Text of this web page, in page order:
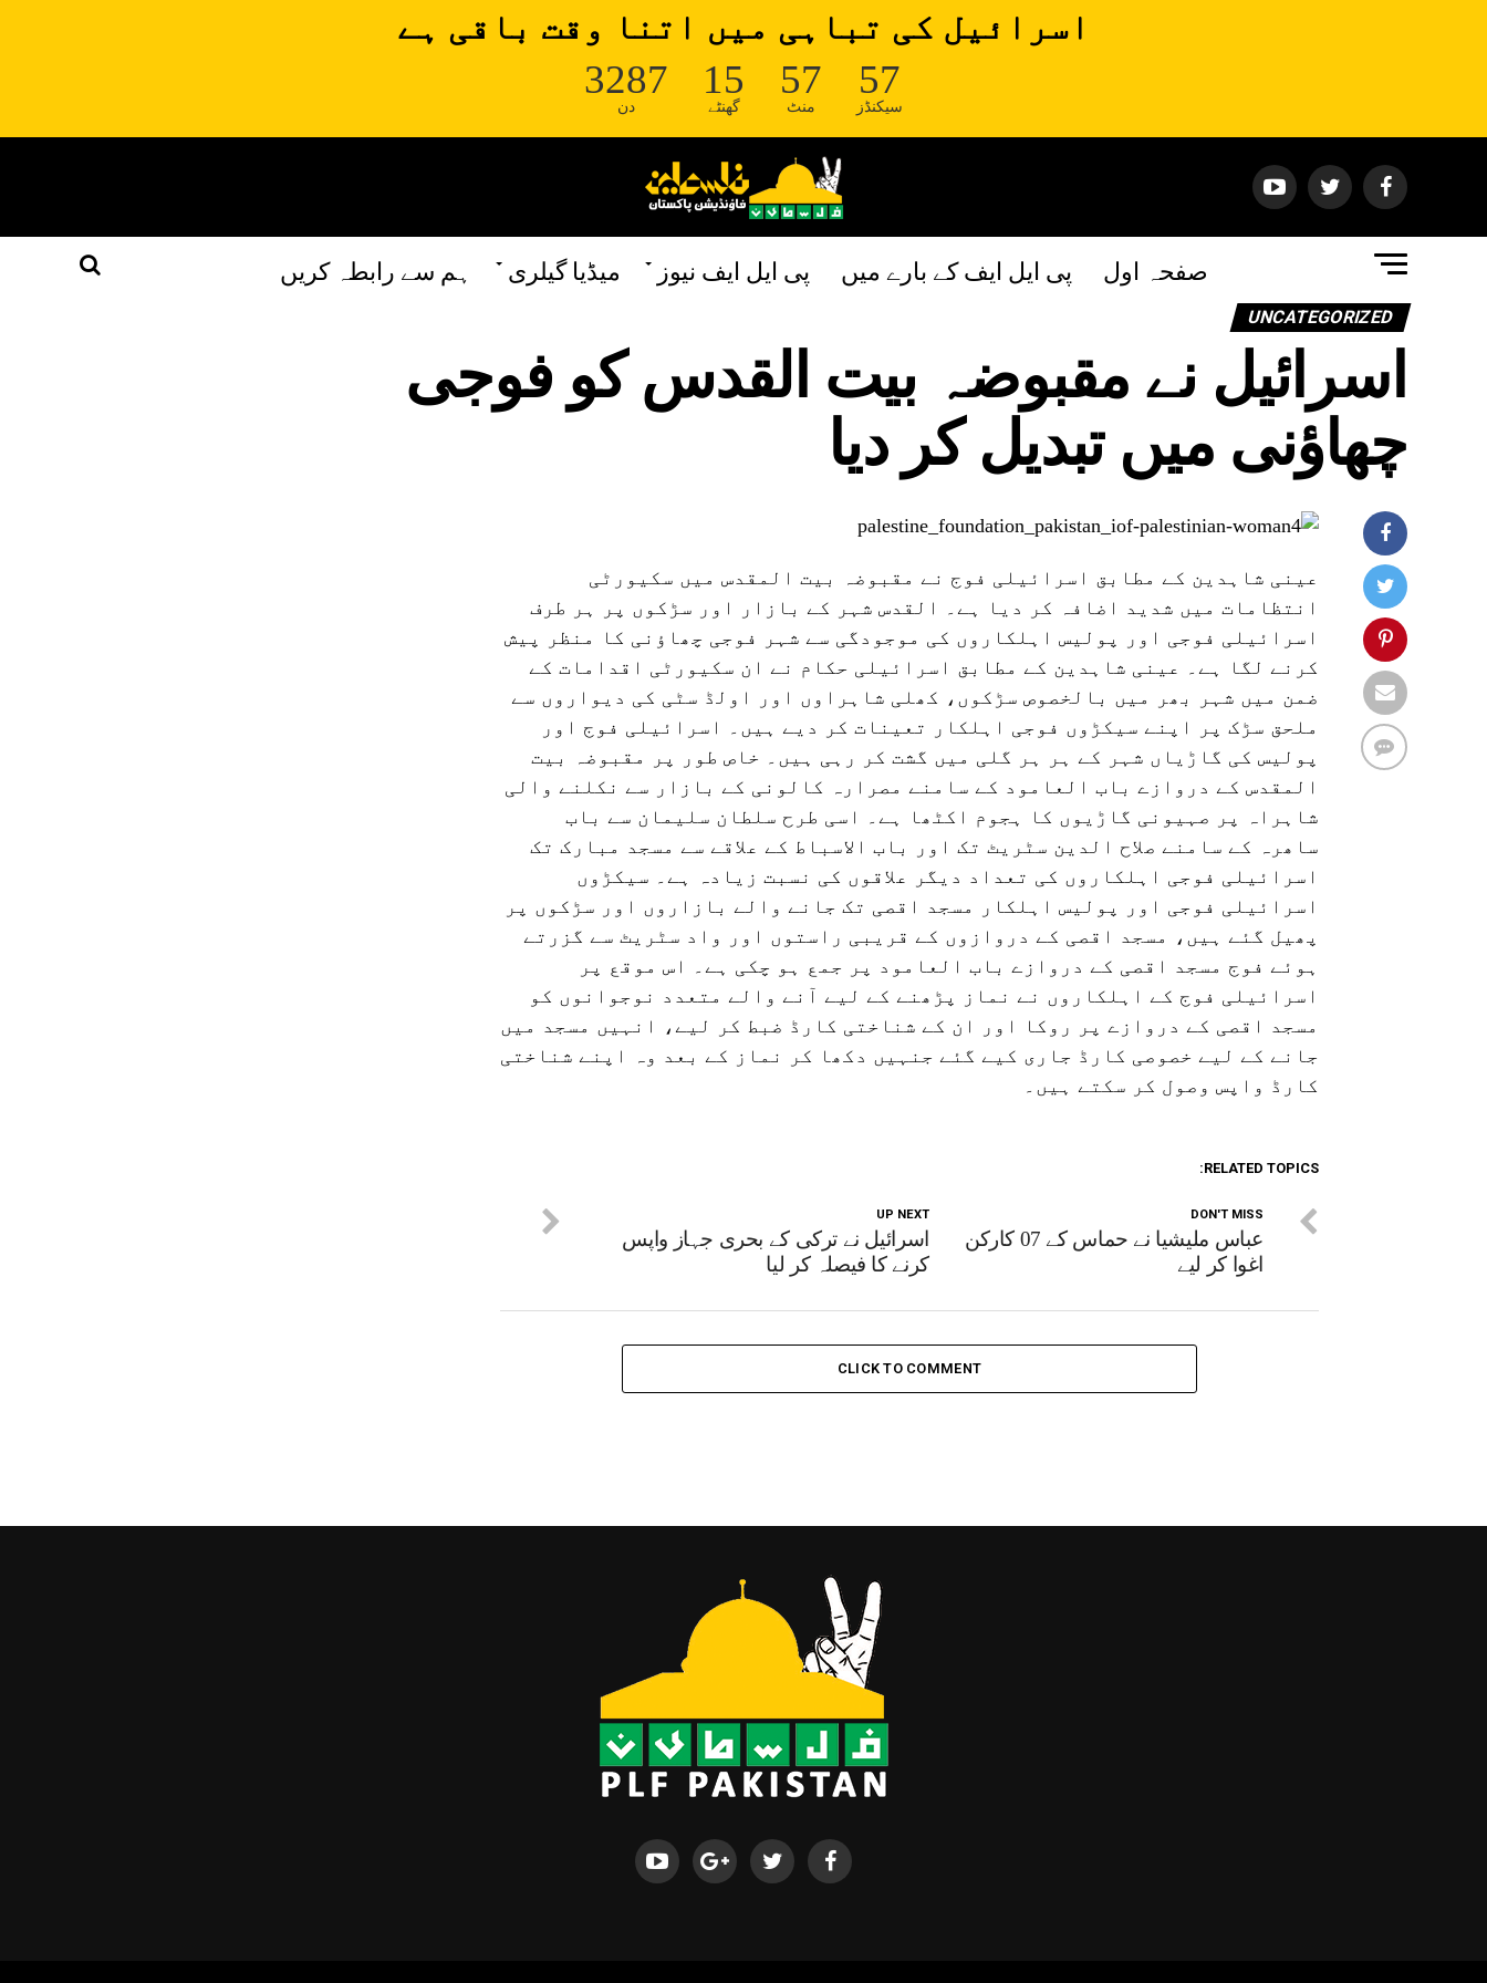
اسرائیل کی تباہی میں اتنا وقت باقی ہے
3287
دن
15
گھنٹے
57
منٹ
57
سیکنڈز
صفحہ اول پی ایل ایف کے بارے میں پی ایل ایف نیوز میڈیا گیلری ہم سے رابطہ کریں
UNCATEGORIZED
اسرائیل نے مقبوضہ بیت القدس کو فوجی
چھاؤنی میں تبدیل کر دیا
عینی شاہدین کے مطابق اسرائیلی فوج نے مقبوضہ بیت المقدس میں سکیورٹی
انتظامات میں شدید اضافہ کر دیا ہے۔ القدس شہر کے بازار اور سڑکوں پر ہر طرف
اسرائیلی فوجی اور پولیس اہلکاروں کی موجودگی سے شہر فوجی چھاؤنی کا منظر پیش
کرنے لگا ہے۔ عینی شاہدین کے مطابق اسرائیلی حکام نے ان سکیورٹی اقدامات کے
ضمن میں شہر بھر میں بالخصوص سڑکوں، کھلی شاہراوں اور اولڈ سٹی کی دیواروں سے
ملحق سڑک پر اپنے سیکڑوں فوجی اہلکار تعینات کر دیے ہیں۔ اسرائیلی فوج اور
پولیس کی گاڑیاں شہر کے ہر ہر گلی میں گشت کر رہی ہیں۔ خاص طور پر مقبوضہ بیت
المقدس کے دروازے باب العامود کے سامنے مصرارہ کالونی کے بازار سے نکلنے والی
شاہراہ پر صہیونی گاڑیوں کا ہجوم اکٹھا ہے۔ اسی طرح سلطان سلیمان سے باب
ساھرہ کے سامنے صلاح الدین سٹریٹ تک اور باب الاسباط کے علاقے سے مسجد مبارک تک
اسرائیلی فوجی اہلکاروں کی تعداد دیگر علاقوں کی نسبت زیادہ ہے۔ سیکڑوں
اسرائیلی فوجی اور پولیس اہلکار مسجد اقصی تک جانے والے بازاروں اور سڑکوں پر
پھیل گئے ہیں، مسجد اقصی کے دروازوں کے قریبی راستوں اور واد سٹریٹ سے گزرتے
ہوئے فوج مسجد اقصی کے دروازے باب العامود پر جمع ہو چکی ہے۔ اس موقع پر
اسرائیلی فوج کے اہلکاروں نے نماز پڑھنے کے لیے آنے والے متعدد نوجوانوں کو
مسجد اقصی کے دروازے پر روکا اور ان کے شناختی کارڈ ضبط کر لیے، انہیں مسجد میں
جانے کے لیے خصوصی کارڈ جاری کیے گئے جنہیں دکھا کر نماز کے بعد وہ اپنے شناختی
کارڈ واپس وصول کر سکتے ہیں۔
RELATED TOPICS:
UP NEXT
اسرائیل نے ترکی کے بحری جہاز واپس
کرنے کا فیصلہ کر لیا
DON'T MISS
عباس ملیشیا نے حماس کے 07 کارکن
اغوا کر لیے
CLICK TO COMMENT